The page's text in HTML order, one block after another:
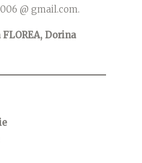
@ gmail.com.
Dorina